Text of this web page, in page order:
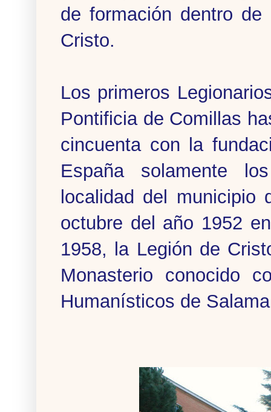
de formación dentro
Cristo.
Los primeros
Pontificia de Comillas
cincuenta con la
España solamente
localidad del
octubre del año 1952
1958, la Legión de
Monasterio conocido
Humanísticos de